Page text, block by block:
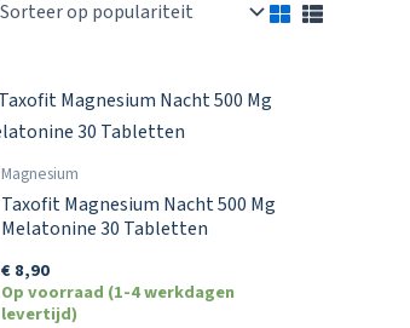
Magnesium
Taxofit Magnesium Nacht 500 Mg
Melatonine 30 Tabletten
€8,90
Op voorraad (1-4 werkdagen
levertijd)